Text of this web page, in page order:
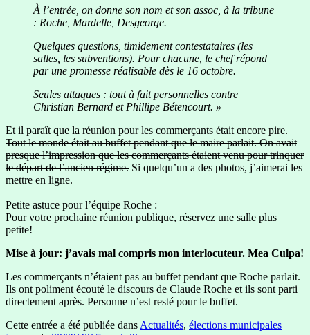
À l’entrée, on donne son nom et son assoc, à la tribune
: Roche, Mardelle, Desgeorge.
Quelques questions, timidement contestataires (les
salles, les subventions). Pour chacune, le chef répond
par une promesse réalisable dès le 16 octobre.
Seules attaques : tout à fait personnelles contre
Christian Bernard et Phillipe Bétencourt. »
Et il paraît que la réunion pour les commerçants était encore pire.
Tout le monde était au buffet pendant que le maire parlait. On avait
presque l’impression que les commerçants étaient venu pour trinquer
le départ de l’ancien régime. Si quelqu’un a des photos, j’aimerai les
mettre en ligne.
Petite astuce pour l’équipe Roche :
Pour votre prochaine réunion publique, réservez une salle plus
petite!
Mise à jour: j’avais mal compris mon interlocuteur. Mea Culpa!
Les commerçants n’étaient pas au buffet pendant que Roche parlait.
Ils ont poliment écouté le discours de Claude Roche et ils sont parti
directement après. Personne n’est resté pour le buffet.
Cette entrée a été publiée dans Actualités, élections municipales